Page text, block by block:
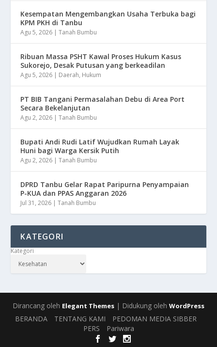
Kesempatan Mengembangkan Usaha Terbuka bagi
KPM PKH di Tanbu
Agu 5, 2026 |Tanah Bumbu
Ribuan Massa PSHT Kawal Proses Hukum Kasus
Sukorejo, Desak Putusan yang berkeadilan
Agu 5, 2026 | Daerah, Hukum
PT BIB Tangani Permasalahan Debu di Area Port
Secara Bekelanjutan
Agu 2, 2026 |Tanah Bumbu
Bupati Andi Rudi Latif Wujudkan Rumah Layak
Huni bagi Warga Kersik Putih
Agu 2, 2026 |Tanah Bumbu
DPRD Tanbu Gelar Rapat Paripurna Penyampaian
P-KUA dan PPAS Anggaran 2026
Jul 31, 2026 |Tanah Bumbu
KATEGORI
Kategori
Dirancang oleh Elegant Themes | Didukung oleh WordPress
BERANDA TENTANG KAMI
PEDOMAN MEDIA SIBBER
PERS
Pariwara